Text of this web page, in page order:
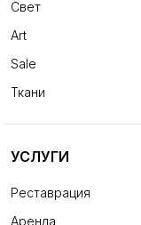
Свет
Art
Sale
Ткани
УСЛУГИ
Реставрация
Аренда